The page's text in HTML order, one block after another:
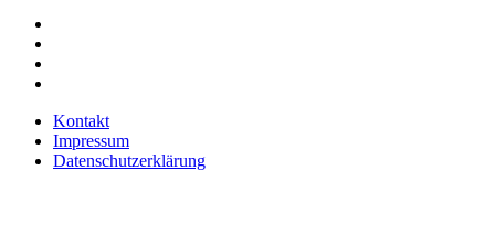
Kontakt
Impressum
Datenschutzerklärung